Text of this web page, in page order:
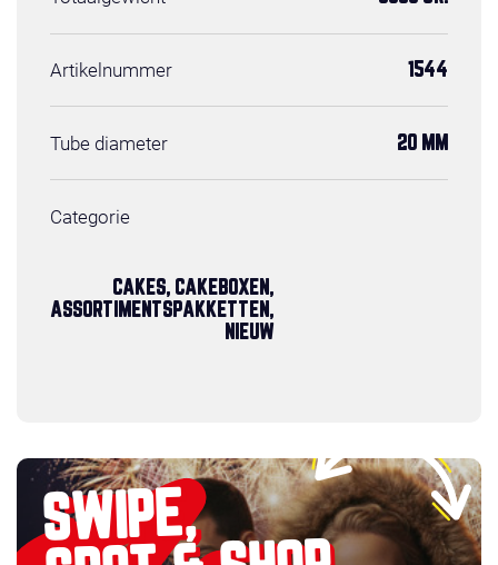
Artikelnummer 1544
Tube diameter 20 MM
Categorie
CAKES, CAKEBOXEN,
ASSORTIMENTSPAKKETTEN,
NIEUW
SWIPE,